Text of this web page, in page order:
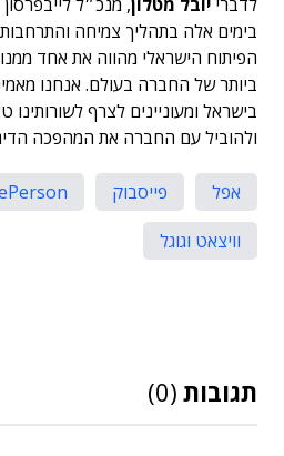
בימים אלה בתהליך צמיחה
הפיתוח הישראלי מהווה את אחד
ביותר של החברה בעולם. אנחנו
בישראל ומעוניינים לצרף
ולהוביל עם החברה את המהפכה
אפל פייסבוק
וויצאט וגוגל
תגובות (0)